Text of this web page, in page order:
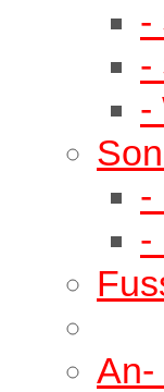
-
-
-
-
-
An-